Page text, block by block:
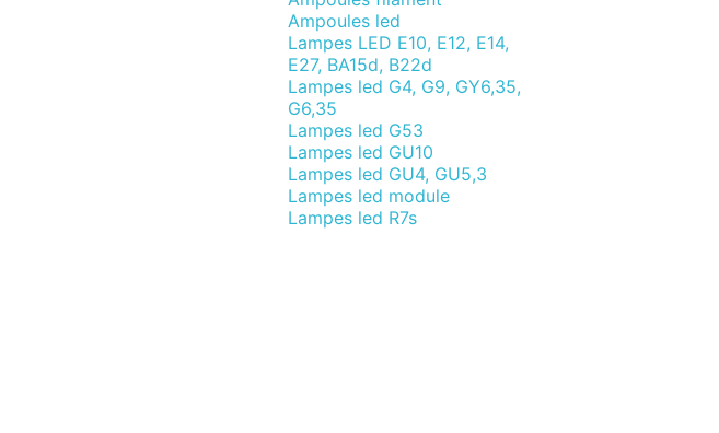
Ampoules led
Lampes LED E10, E12, E14,
E27, BA15d, B22d
Lampes led G4, G9, GY6,35,
G6,35
Lampes led G53
Lampes led GU10
Lampes led GU4, GU5,3
Lampes led module
Lampes led R7s